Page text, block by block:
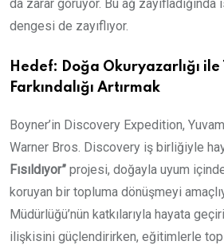
da zarar görüyor. Bu ağ
dengesi de zayıflıyor.
Hedef: Doğa Okuryazarlığı ile
Farkındalığı Artırmak
Boyner’in Discovery Expedition,
Warner Bros. Discovery iş birliğiyle
Fısıldıyor” projesi, doğayla uyum
koruyan bir topluma dönüşmeyi
Müdürlüğü’nün katkılarıyla hayata
ilişkisini güçlendirirken, eğitimlerle